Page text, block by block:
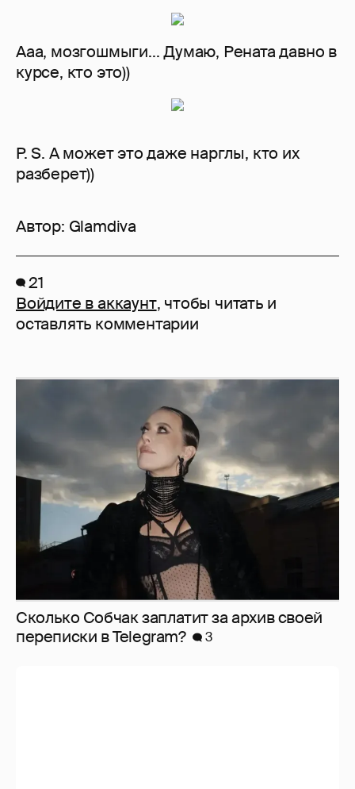
Ааа, мозгошмыги... Думаю, Рената давно в
курсе, кто это))
P. S. А может это даже нарглы, кто их
разберет))
Автор: Glamdiva
21
Войдите в аккаунт, чтобы читать и
оставлять комментарии
Сколько Собчак заплатит за архив своей
перeписки в Telegram?
3